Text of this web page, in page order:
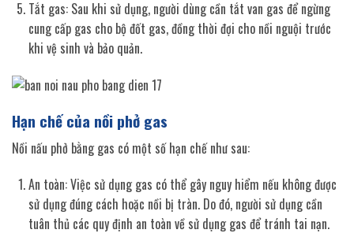
Tắt gas: Sau khi sử dụng, người dùng cần tắt van gas để ngừng
cung cấp gas cho bộ đốt gas, đồng thời đợi cho nồi nguội trước
khi vệ sinh và bảo quản.
Hạn chế của nồi phở gas
Nồi nấu phở bằng gas có một số hạn chế như sau:
An toàn: Việc sử dụng gas có thể gây nguy hiểm nếu không được
sử dụng đúng cách hoặc nồi bị tràn. Do đó, người sử dụng cần
tuân thủ các quy định an toàn về sử dụng gas để tránh tai nạn.